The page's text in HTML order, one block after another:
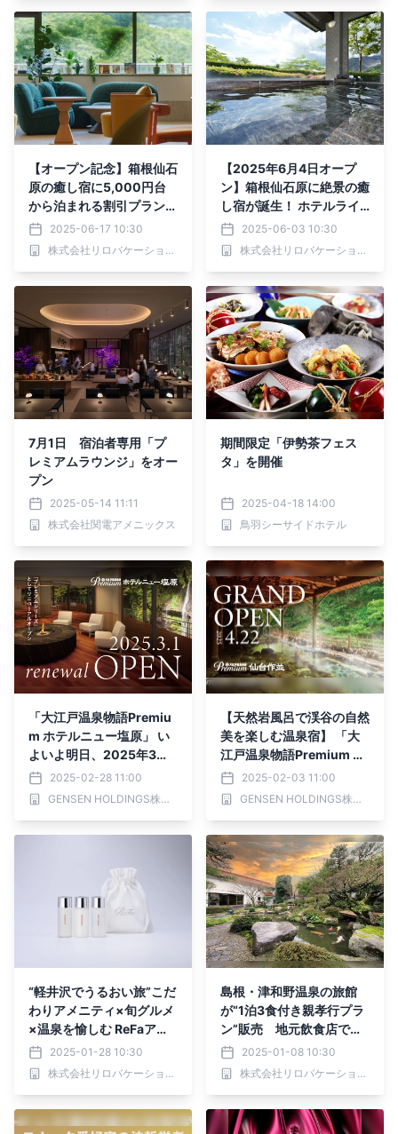
【オープン記念】箱根仙石
原の癒し宿に5,000円台
から泊まれる割引プランが
登場｜2025年6月～
2025-06-17 10:30
株式会社リロバケーションズ
【2025年6月4日オープ
ン】箱根仙石原に絶景の癒
し宿が誕生！ ホテルライ
クに過ごすコンドミニアム
｜フォートリート箱根仙石
原
2025-06-03 10:30
株式会社リロバケーションズ
7月1日 宿泊者専用「プ
レミアムラウンジ」をオー
プン
2025-05-14 11:11
株式会社関電アメニックス
期間限定「伊勢茶フェス
タ」を開催
2025-04-18 14:00
鳥羽シーサイドホテル
「大江戸温泉物語Premiu
m ホテルニュー塩原」 い
よいよ明日、2025年3月1
日（土）リニューアルオー
プン
2025-02-28 11:00
GENSEN HOLDINGS株式会社
【天然岩風呂で渓谷の自然
美を楽しむ温泉宿】 「大
江戸温泉物語Premium 仙
台作並」2025年4月グラ
ンドオープン ～2025年2
月3日（月）予約受付開始
2025-02-03 11:00
GENSEN HOLDINGS株式会社
“軽井沢でうるおい旅”こだ
わりアメニティ×旬グルメ
×温泉を愉しむ ReFaアメ
ニティ付プラン販売｜～2
025年3月31日まで
2025-01-28 10:30
株式会社リロバケーションズ
島根・津和野温泉の旅館
が“1泊3食付き親孝行プラ
ン”販売 地元飲食店での
ランチも愉しめる｜～202
5年2月28日まで
2025-01-08 10:30
株式会社リロバケーションズ